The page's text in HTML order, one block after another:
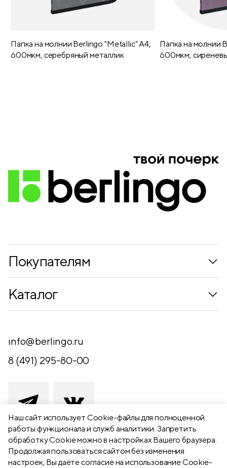
Наш сайт использует Сookie-файлы для полноценной
работы функционала и служб аналитики. Запретить
обработку Cookie можно в настройках Вашего браузера.
Продолжая пользоваться сайтом без изменения
настроек, Вы даёте согласие на использование Cookie-
Папка на молнии Berlingo "Metallic" А4,
600мкм, серебряный металлик
Папка на молнии
600мкм,
Покупателям
Контакты
Обратная связь
Каталог
Письменные принадлежности
Канцелярские принадлежности
Чертежные принадлежности
Хобби и творчество
Презентационное оборудование
Школьный текстиль
info@berlingo.ru
8 (491) 295-80-00
391111 Рязанская обл., Рыбновский р-
н,